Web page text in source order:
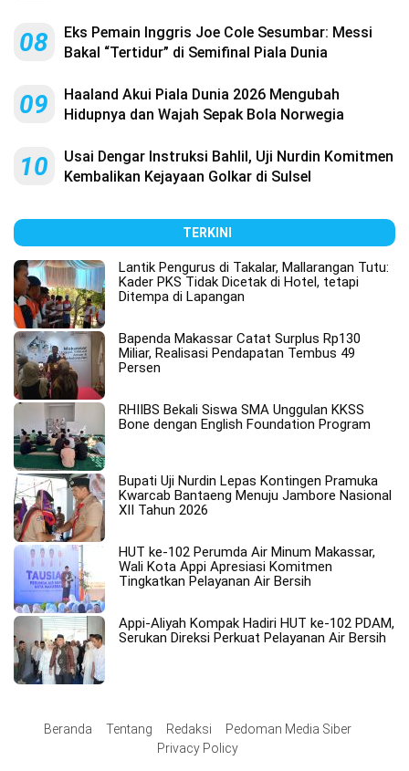
08
Eks Pemain Inggris Joe Cole Sesumbar: Messi
Bakal “Tertidur” di Semifinal Piala Dunia
09
Haaland Akui Piala Dunia 2026 Mengubah
Hidupnya dan Wajah Sepak Bola Norwegia
10
Usai Dengar Instruksi Bahlil, Uji Nurdin Komitmen
Kembalikan Kejayaan Golkar di Sulsel
TERKINI
Lantik Pengurus di Takalar, Mallarangan Tutu:
Kader PKS Tidak Dicetak di Hotel, tetapi
Ditempa di Lapangan
Bapenda Makassar Catat Surplus Rp130
Miliar, Realisasi Pendapatan Tembus 49
Persen
RHIIBS Bekali Siswa SMA Unggulan KKSS
Bone dengan English Foundation Program
Bupati Uji Nurdin Lepas Kontingen Pramuka
Kwarcab Bantaeng Menuju Jambore Nasional
XII Tahun 2026
HUT ke-102 Perumda Air Minum Makassar,
Wali Kota Appi Apresiasi Komitmen
Tingkatkan Pelayanan Air Bersih
Appi-Aliyah Kompak Hadiri HUT ke-102 PDAM,
Serukan Direksi Perkuat Pelayanan Air Bersih
Beranda Tentang Redaksi
Pedoman Media Siber
Privacy Policy